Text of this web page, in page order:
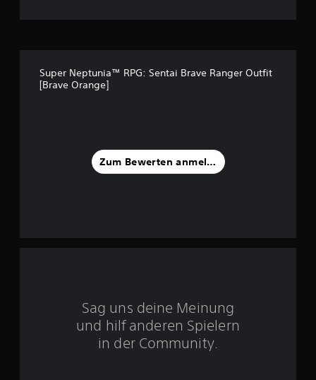
:
5
v
e
Super Neptunia™ RPG: Sentai Brave Ranger Outfit
[Brave Orange]
Zum Bewerten anmelden
Sag uns deine Meinung
und hilf anderen Spielern
in der Community.